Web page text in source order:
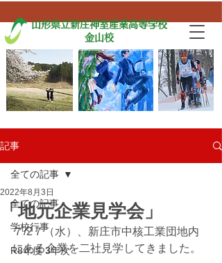
山形県立新庄神室産業高等学校
金山校
記事
全ての記事
学校行事
R8年度 3年次
全ての記事
「地元企業見学会」
2022年8月3日
７/2７（水）、新庄市中核工業団地内
にある企業を二社見学してきました。